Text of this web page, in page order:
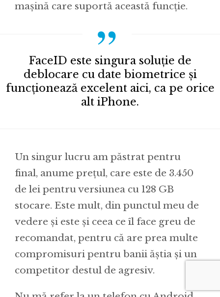
mașină care suportă această funcție.
FaceID este singura soluție de
deblocare cu date biometrice și
funcționează excelent aici, ca pe orice
alt iPhone.
Un singur lucru am păstrat pentru
final, anume prețul, care este de 3.450
de lei pentru versiunea cu 128 GB
stocare. Este mult, din punctul meu de
vedere și este și ceea ce îl face greu de
recomandat, pentru că are prea multe
compromisuri pentru banii ăștia și un
competitor destul de agresiv.